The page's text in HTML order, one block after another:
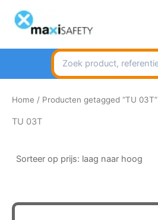
naar
inhoud
Search
for:
Home / Producten getagged “TU 03T”
TU 03T